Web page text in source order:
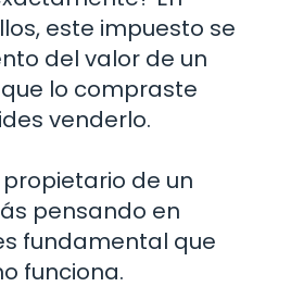
este impuesto se
del valor de un
lo compraste
venderlo.
propietario de un
pensando en
fundamental que
funciona.